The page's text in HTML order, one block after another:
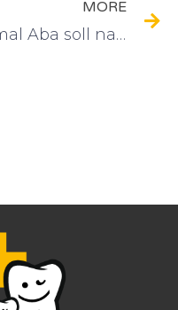
MORE
Amal Aba soll nach Kassel kommen